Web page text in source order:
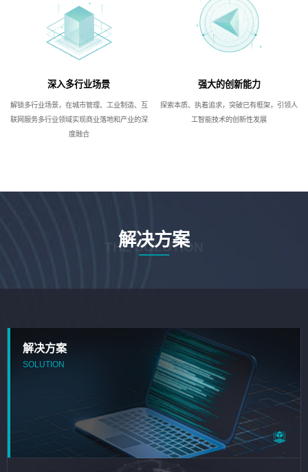
深入多行业场景
解锁多行业场景，在城市管理、工业制造、互
联网服务多行业领域实现商业落地和产业的深
度融合
强大的创新能力
探索本质、执着追求，突破已有框架，引领人
工智能技术的创新性发展
解决方案
THE SOLUTION
解决方案
SOLUTION